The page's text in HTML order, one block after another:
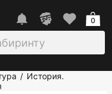
0
/ История.